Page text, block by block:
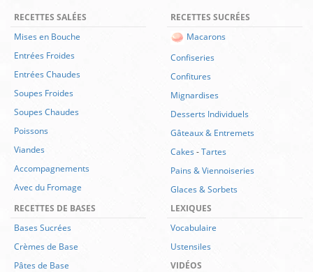
RECETTES SALÉES
Mises en Bouche
Entrées Froides
Entrées Chaudes
Soupes Froides
Soupes Chaudes
Poissons
Viandes
Accompagnements
Avec du Fromage
RECETTES SUCRÉES
Macarons
Confiseries
Confitures
Mignardises
Desserts Individuels
Gâteaux & Entremets
Cakes-Tartes
Pains & Viennoiseries
Glaces & Sorbets
RECETTES DE BASES
Bases Sucrées
Crèmes de Base
Pâtes de Base
LEXIQUES
Vocabulaire
Ustensiles
VIDÉOS